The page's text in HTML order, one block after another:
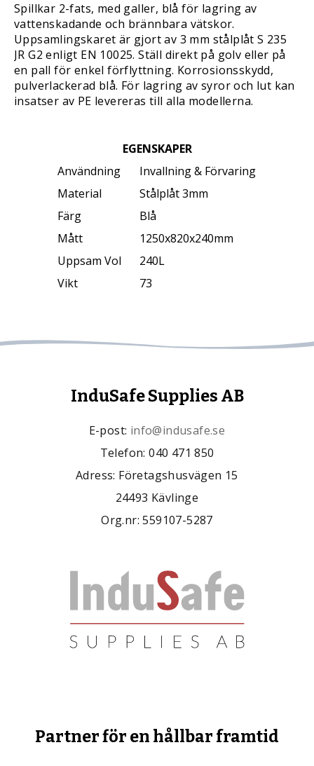
Spillkar 2-fats, med galler, blå för lagring av
vattenskadande och brännbara vätskor.
Uppsamlingskaret är gjort av 3 mm stålplåt S 235
JR G2 enligt EN 10025. Ställ direkt på golv eller på
en pall för enkel förflyttning. Korrosionsskydd,
pulverlackerad blå. För lagring av syror och lut kan
insatser av PE levereras till alla modellerna.
EGENSKAPER
Användning
Invallning & Förvaring
Material
Stålplåt 3mm
Färg
Blå
Mått
1250x820x240mm
Uppsam Vol
240L
Vikt
73
InduSafe Supplies AB
E-post: info@indusafe.se
Telefon: 040 471 850
Adress: Företagshusvägen 15
24493 Kävlinge
Org.nr: 559107-5287
Partner för en hållbar framtid